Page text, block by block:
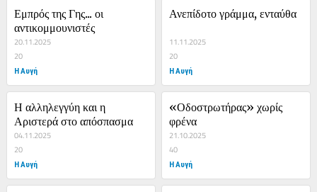
Εμπρός της Γης... οι
αντικομμουνιστές
20.11.2025
20
Η Αυγή
Ανεπίδοτο γράμμα, ενταύθα
11.11.2025
20
Η Αυγή
Η αλληλεγγύη και η
Αριστερά στο απόσπασμα
04.11.2025
20
Η Αυγή
«Οδοστρωτήρας» χωρίς
φρένα
21.10.2025
40
Η Αυγή